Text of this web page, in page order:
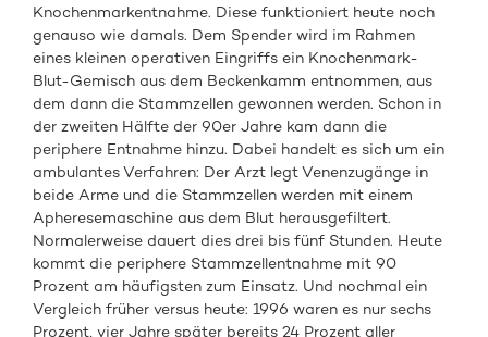
Knochenmarkentnahme. Diese funktioniert heute noch
genauso wie damals. Dem Spender wird im Rahmen
eines kleinen operativen Eingriffs ein Knochenmark-
Blut-Gemisch aus dem Beckenkamm entnommen, aus
dem dann die Stammzellen gewonnen werden. Schon in
der zweiten Hälfte der 90er Jahre kam dann die
periphere Entnahme hinzu. Dabei handelt es sich um ein
ambulantes Verfahren: Der Arzt legt Venenzugänge in
beide Arme und die Stammzellen werden mit einem
Apheresemaschine aus dem Blut herausgefiltert.
Normalerweise dauert dies drei bis fünf Stunden. Heute
kommt die periphere Stammzellentnahme mit 90
Prozent am häufigsten zum Einsatz. Und nochmal ein
Vergleich früher versus heute: 1996 waren es nur sechs
Prozent, vier Jahre später bereits 24 Prozent aller